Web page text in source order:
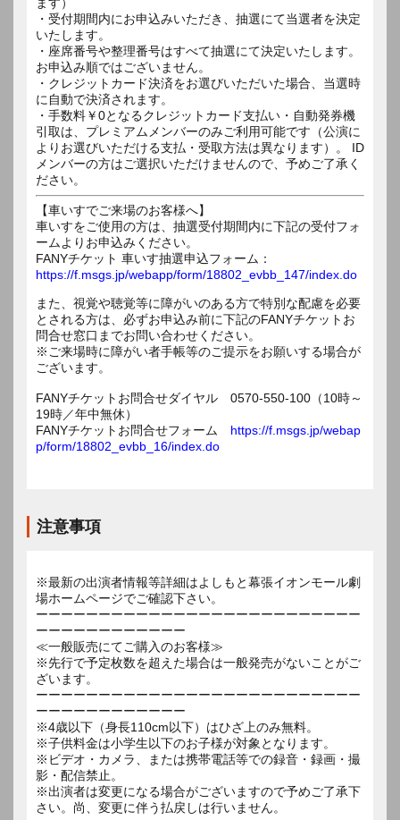
・受付期間内にお申込みいただき、抽選にて当選者を決定
いたします。
・座席番号や整理番号はすべて抽選にて決定いたします。
お申込み順ではございません。
・クレジットカード決済をお選びいただいた場合、当選時
に自動で決済されます。
・手数料￥0となるクレジットカード支払い・自動発券機
引取は、プレミアムメンバーのみご利用可能です（公演に
よりお選びいただける支払・受取方法は異なります）。 ID
メンバーの方はご選択いただけませんので、予めご了承く
ださい。
【車いすでご来場のお客様へ】
車いすをご使用の方は、抽選受付期間内に下記の受付フォ
ームよりお申込みください。
FANYチケット 車いす抽選申込フォーム：
https://f.msgs.jp/webapp/form/18802_evbb_147/index.do
また、視覚や聴覚等に障がいのある方で特別な配慮を必要
とされる方は、必ずお申込み前に下記のFANYチケットお
問合せ窓口までお問い合わせください。
※ご来場時に障がい者手帳等のご提示をお願いする場合が
ございます。
FANYチケットお問合せダイヤル 0570-550-100（10時～
19時／年中無休）
FANYチケットお問合せフォーム https://f.msgs.jp/webap
p/form/18802_evbb_16/index.do
注意事項
※最新の出演者情報等詳細はよしもと幕張イオンモール劇
場ホームページでご確認下さい。
ーーーーーーーーーーーーーーーーーーーーーーーーーー
ーーーーーーーーーーーー
≪一般販売にてご購入のお客様≫
※先行で予定枚数を超えた場合は一般発売がないことがご
ざいます。
ーーーーーーーーーーーーーーーーーーーーーーーーーー
ーーーーーーーーーーーー
※4歳以下（身長110cm以下）はひざ上のみ無料。
※子供料金は小学生以下のお子様が対象となります。
※ビデオ・カメラ、または携帯電話等での録音・録画・撮
影・配信禁止。
※出演者は変更になる場合がございますので予めご了承下
さい。尚、変更に伴う払戻しは行いません。